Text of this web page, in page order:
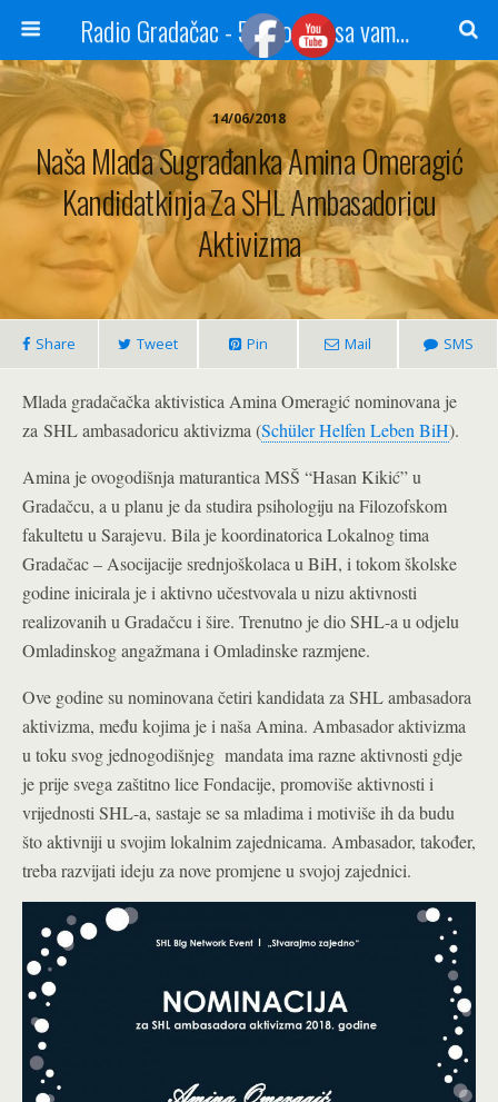
Radio Gradačac - 56 godina sa vama...
14/06/2018
Naša Mlada Sugrađanka Amina Omeragić
Kandidatkinja Za SHL Ambasadoricu
Aktivizma
Share Tweet Pin Mail SMS
Mlada gradačačka aktivistica Amina Omeragić nominovana je
za SHL ambasadoricu aktivizma (Schüler Helfen Leben BiH).
Amina je ovogodišnja maturantica MSŠ “Hasan Kikić” u
Gradačcu, a u planu je da studira psihologiju na Filozofskom
fakultetu u Sarajevu. Bila je koordinatorica Lokalnog tima
Gradačac – Asocijacije srednjoškolaca u BiH, i tokom školske
godine inicirala je i aktivno učestvovala u nizu aktivnosti
realizovanih u Gradačcu i šire. Trenutno je dio SHL-a u odjelu
Omladinskog angažmana i Omladinske razmjene.
Ove godine su nominovana četiri kandidata za SHL ambasadora
aktivizma, među kojima je i naša Amina. Ambasador aktivizma
u toku svog jednogodišnjeg mandata ima razne aktivnosti gdje
je prije svega zaštitno lice Fondacije, promoviše aktivnosti i
vrijednosti SHL-a, sastaje se sa mladima i motiviše ih da budu
što aktivniji u svojim lokalnim zajednicama. Ambasador, također,
treba razvijati ideju za nove promjene u svojoj zajednici.